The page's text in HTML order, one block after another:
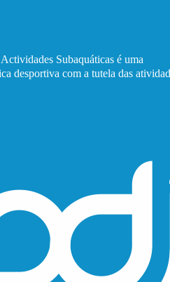
Subaquáticas é uma
desportiva com a tutela das